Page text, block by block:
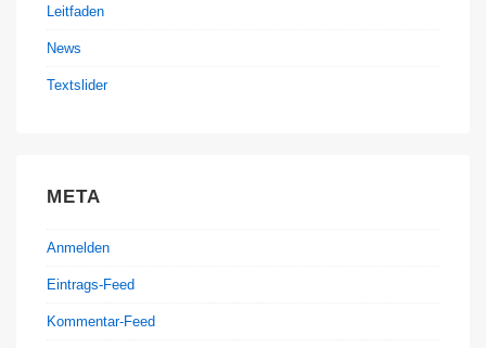
Leitfaden
News
Textslider
META
Anmelden
Eintrags-Feed
Kommentar-Feed